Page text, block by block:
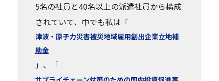
5名の社員と40名以上の派遣社員から構成
されていて、中でも私は「
津波・原子力災害被災地域雇用創出企業立地補
助金
」、「